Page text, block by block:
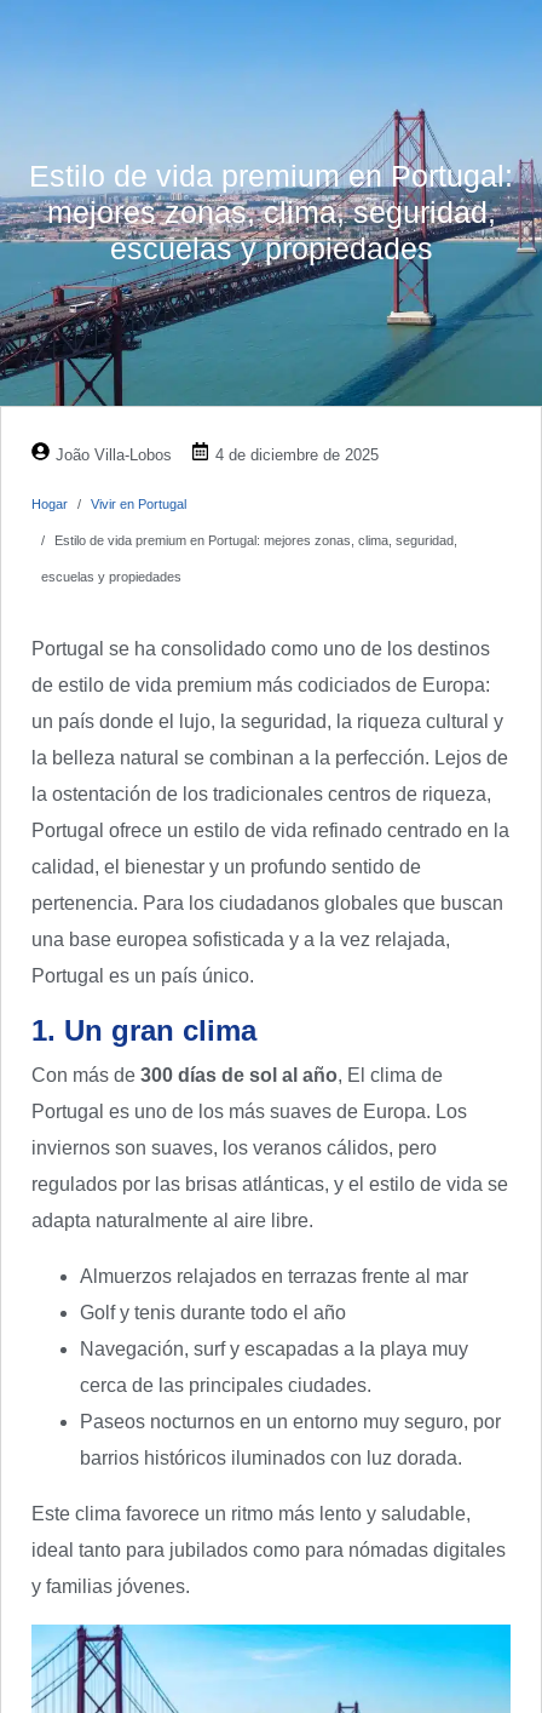
Estilo de vida premium en Portugal:
mejores zonas, clima, seguridad,
escuelas y propiedades
João Villa-Lobos 4 de diciembre de 2025
Hogar Vivir en Portugal
Estilo de vida premium en Portugal: mejores zonas, clima, seguridad,
escuelas y propiedades
Portugal se ha consolidado como uno de los destinos
de estilo de vida premium más codiciados de Europa:
un país donde el lujo, la seguridad, la riqueza cultural y
la belleza natural se combinan a la perfección. Lejos de
la ostentación de los tradicionales centros de riqueza,
Portugal ofrece un estilo de vida refinado centrado en la
calidad, el bienestar y un profundo sentido de
pertenencia. Para los ciudadanos globales que buscan
una base europea sofisticada y a la vez relajada,
Portugal es un país único.
1. Un gran clima
Con más de 300 días de sol al año, El clima de
Portugal es uno de los más suaves de Europa. Los
inviernos son suaves, los veranos cálidos, pero
regulados por las brisas atlánticas, y el estilo de vida se
adapta naturalmente al aire libre.
Almuerzos relajados en terrazas frente al mar
Golf y tenis durante todo el año
Navegación, surf y escapadas a la playa muy
cerca de las principales ciudades.
Paseos nocturnos en un entorno muy seguro, por
barrios históricos iluminados con luz dorada.
Este clima favorece un ritmo más lento y saludable,
ideal tanto para jubilados como para nómadas digitales
y familias jóvenes.